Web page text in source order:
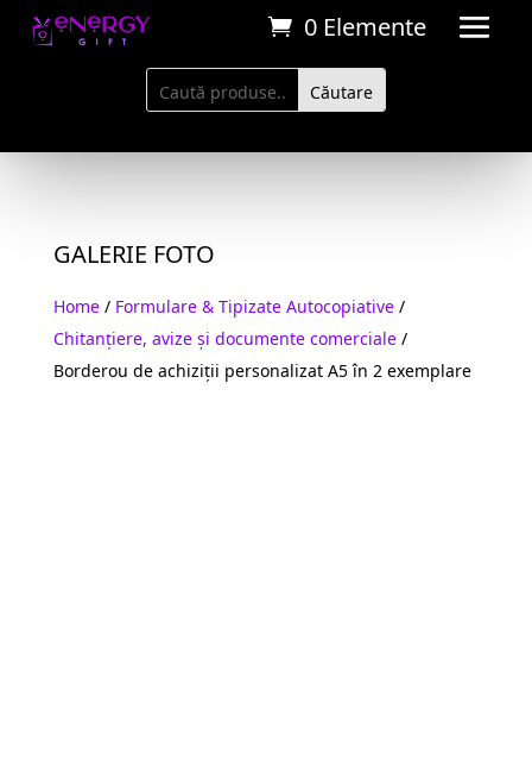
0 Elemente
GALERIE FOTO
Home/ Formulare & Tipizate Autocopiative/
Chitanțiere, avize și documente comerciale/
Borderou de achiziții personalizat A5 în 2 exemplare